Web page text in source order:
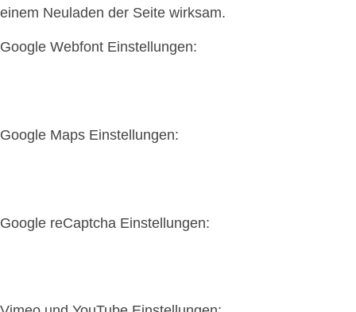
einem Neuladen der Seite wirksam.
Google Webfont Einstellungen:
Google Maps Einstellungen:
Google reCaptcha Einstellungen: